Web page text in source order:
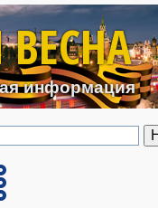
к основному
ВЕСНА
информация